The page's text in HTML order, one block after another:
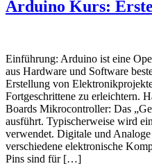
Arduino Kurs:
Einführung: Arduino ist eine
aus Hardware und Software
Erstellung von
Fortgeschrittene zu erleichtern.
Boards Mikrocontroller: Das
ausführt. Typischerweise wird
verwendet. Digitale und
verschiedene elektronische
Pins sind für […]